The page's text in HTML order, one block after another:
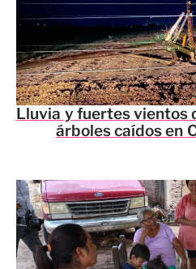
Lluvia y fuertes vientos
árboles caídos en